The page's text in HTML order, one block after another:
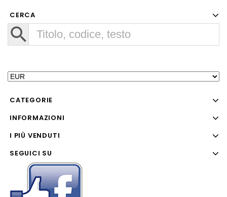
CERCA
CATEGORIE
INFORMAZIONI
I PIÙ VENDUTI
SEGUICI SU